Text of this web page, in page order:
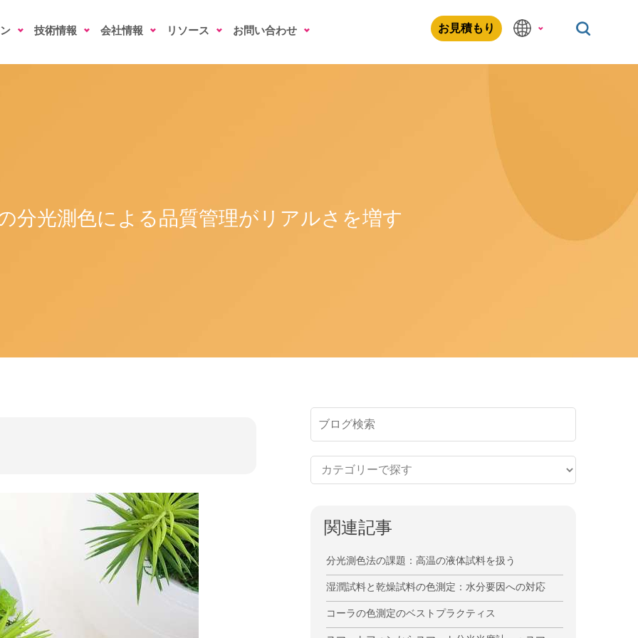
技術情報 会社情報 リソース お問い合わせ お見積もり
分光測色による品質管理がリアルさを増す
関連記事
分光測色法の課題：高温の液体試料を扱う
湿潤試料と乾燥試料の色測定：水分要因への対応
コーラの色測定のベストプラクティス